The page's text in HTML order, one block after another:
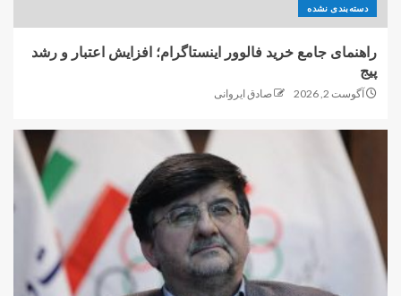
دسته‌بندی نشده
راهنمای جامع خرید فالوور اینستاگرام؛ افزایش اعتبار و رشد
پیج
آگوست 2, 2026 صادق ایروانی